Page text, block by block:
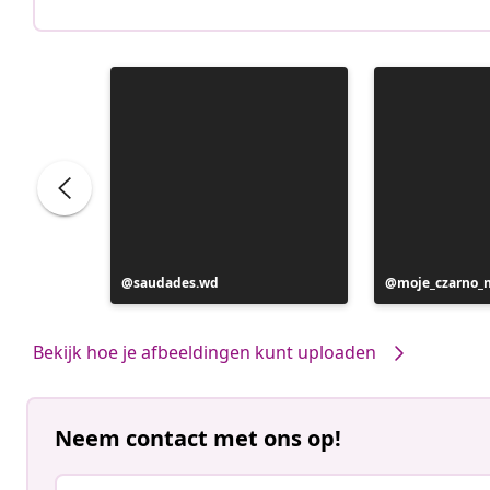
Bericht
gepubliceerd
saudades.wd
Bericht
gepubliceerd
Bekijk hoe je afbeeldingen kunt uploaden
Neem contact met ons op!